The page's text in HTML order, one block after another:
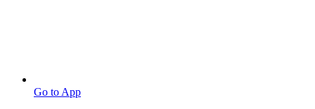
Go to App